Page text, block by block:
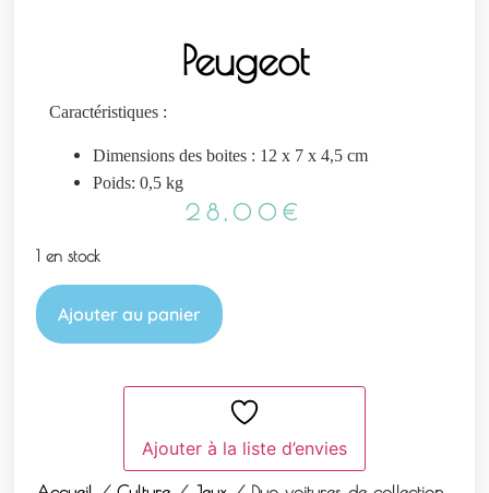
Peugeot
Caractéristiques :
Dimensions des boites : 12 x 7 x 4,5 cm
Poids: 0,5 kg
28,00 €
1 en stock
Ajouter au panier
Ajouter à la liste d’envies